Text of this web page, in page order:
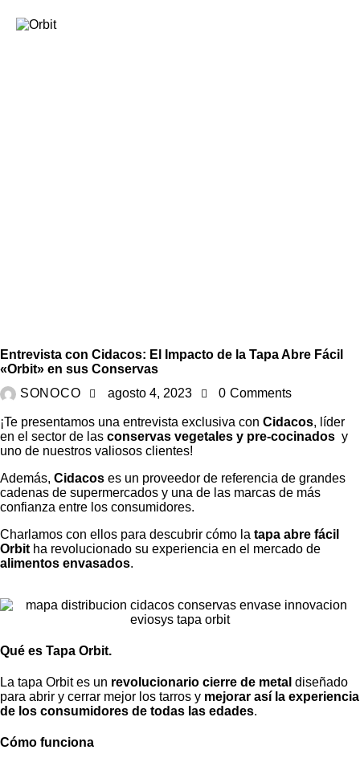
Entrevista con Cidacos: El Impacto de la Tapa Abre Fácil
«Orbit» en sus Conservas
SONOCO
agosto 4, 2023 0 Comments
¡Te presentamos una entrevista exclusiva con Cidacos, líder
en el sector de las conservas vegetales y pre-cocinados y
uno de nuestros valiosos clientes!
Además, Cidacos es un proveedor de referencia de grandes
cadenas de supermercados y una de las marcas de más
confianza entre los consumidores.
Charlamos con ellos para descubrir cómo la tapa abre fácil
Orbit ha revolucionado su experiencia en el mercado de
alimentos envasados.
Qué es Tapa Orbit.
La tapa Orbit es un revolucionario cierre de metal diseñado
para abrir y cerrar mejor los tarros y mejorar así la experiencia
de los consumidores de todas las edades.
Cómo funciona